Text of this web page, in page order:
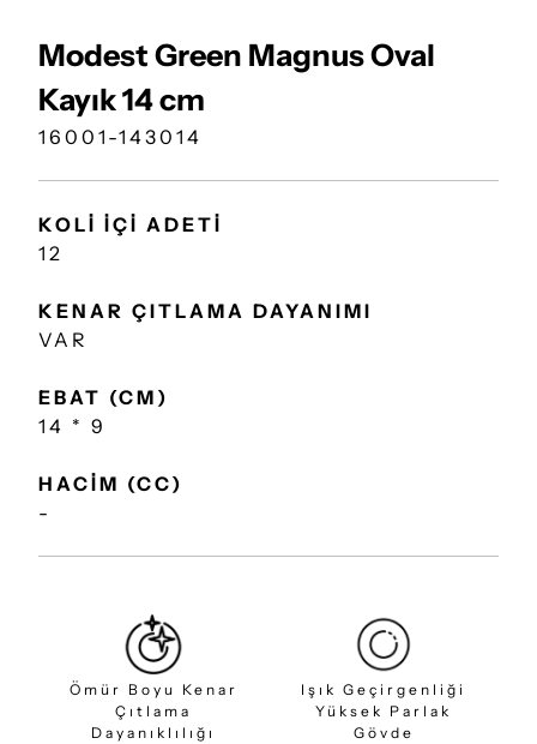
Modest Green Magnus Oval
Kayık 14 cm
16001-143014
KOLİ İÇİ ADETİ
12
KENAR ÇITLAMA DAYANIMI
VAR
EBAT (CM)
14 * 9
HACİM (CC)
-
Ömür Boyu Kenar
Çıtlama
Dayanıklılığı
Işık Geçirgenliği
Yüksek Parlak
Gövde